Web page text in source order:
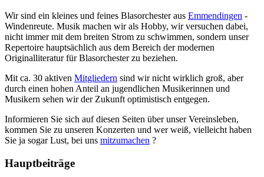
Wir sind ein kleines und feines Blasorchester aus Emmendingen -
Windenreute. Musik machen wir als Hobby, wir versuchen dabei,
nicht immer mit dem breiten Strom zu schwimmen, sondern unser
Repertoire hauptsächlich aus dem Bereich der modernen
Originalliteratur für Blasorchester zu beziehen.
Mit ca. 30 aktiven Mitgliedern sind wir nicht wirklich groß, aber
durch einen hohen Anteil an jugendlichen Musikerinnen und
Musikern sehen wir der Zukunft optimistisch entgegen.
Informieren Sie sich auf diesen Seiten über unser Vereinsleben,
kommen Sie zu unseren Konzerten und wer weiß, vielleicht haben
Sie ja sogar Lust, bei uns mitzumachen ?
Hauptbeiträge